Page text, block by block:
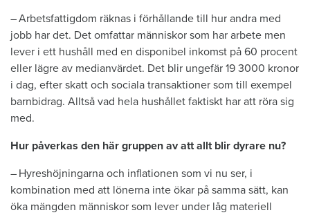
– Arbetsfattigdom räknas i förhållande till hur andra med
jobb har det. Det omfattar människor som har arbete men
lever i ett hushåll med en disponibel inkomst på 60 procent
eller lägre av medianvärdet. Det blir ungefär 19 3000 kronor
i dag, efter skatt och sociala transaktioner som till exempel
barnbidrag. Alltså vad hela hushållet faktiskt har att röra sig
med.
Hur påverkas den här gruppen av att allt blir dyrare nu?
– Hyreshöjningarna och inflationen som vi nu ser, i
kombination med att lönerna inte ökar på samma sätt, kan
öka mängden människor som lever under låg materiell